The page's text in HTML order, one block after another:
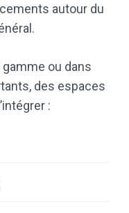
autour du
ou dans
des espaces
: